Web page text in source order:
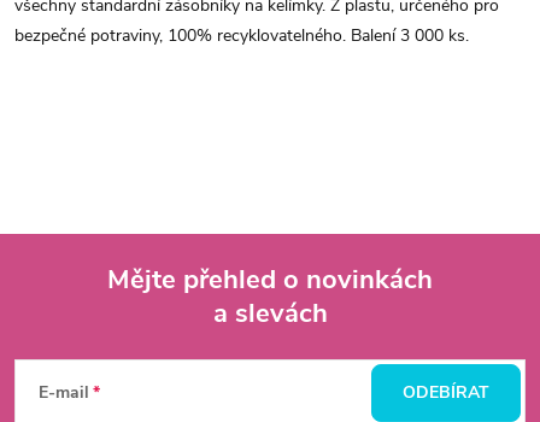
všechny standardní zásobníky na kelímky. Z plastu, určeného pro
bezpečné potraviny, 100% recyklovatelného. Balení 3 000 ks.
Mějte přehled o novinkách
a slevách
E-mail ODEBÍRAT